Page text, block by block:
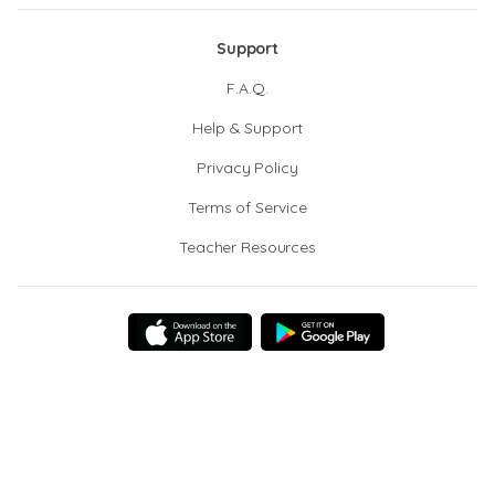
Support
F.A.Q.
Help & Support
Privacy Policy
Terms of Service
Teacher Resources